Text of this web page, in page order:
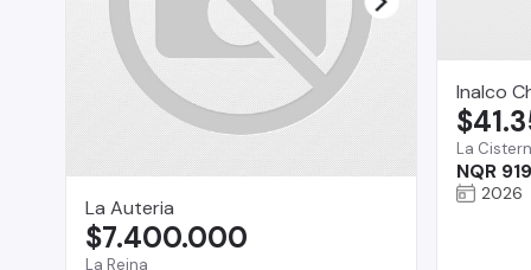
La Auteria
La Reina
$7.400.000
Inalco
La
NQR
2026